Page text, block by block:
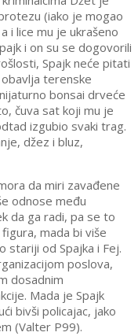
(iako je mogao
i lice mu je ukrašeno
i on su se dogovorili
Spajk neće pitati
terenske
bonsai drveće
čuva sat koji mu je
izgubio svaki trag.
džez i bluz,
da miri zavađene
odnose među
da ga radi, pa se to
mada bi više
stariji od Spajka i Fej.
poslova,
dosadnim
Mada je Spajk
bivši policajac, jako
(Valter P99).